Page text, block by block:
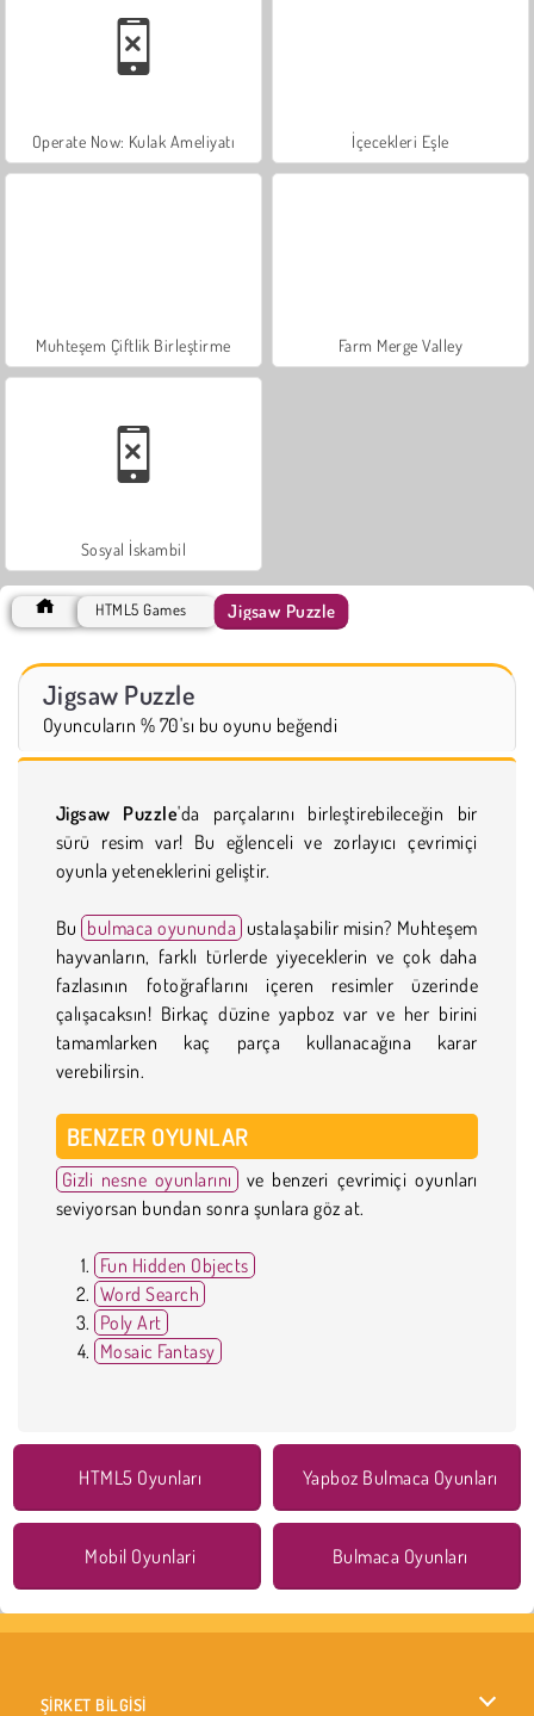
Operate Now: Kulak Ameliyatı İçecekleri Eşle
Muhteşem Çiftlik Birleştirme Farm Merge Valley
Sosyal İskambil
HTML5 Games Jigsaw Puzzle
Jigsaw Puzzle
Oyuncuların % 70'sı bu oyunu beğendi
Jigsaw Puzzle'da parçalarını birleştirebileceğin bir
sürü resim var! Bu eğlenceli ve zorlayıcı çevrimiçi
oyunla yeteneklerini geliştir.
Bu bulmaca oyununda ustalaşabilir misin? Muhteşem
hayvanların, farklı türlerde yiyeceklerin ve çok daha
fazlasının fotoğraflarını içeren resimler üzerinde
çalışacaksın! Birkaç düzine yapboz var ve her birini
tamamlarken kaç parça kullanacağına karar
verebilirsin.
BENZER OYUNLAR
Gizli nesne oyunlarını ve benzeri çevrimiçi oyunları
seviyorsan bundan sonra şunlara göz at.
Fun Hidden Objects
Word Search
Poly Art
Mosaic Fantasy
HTML5 Oyunları Yapboz Bulmaca Oyunları
Mobil Oyunlari Bulmaca Oyunları
ŞİRKET BİLGİSİ